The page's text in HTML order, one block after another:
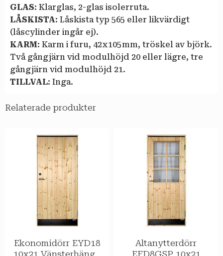
GLAS: Klarglas, 2-glas isolerruta.
LÅSKISTA: Låskista typ 565 eller likvärdigt
(låscylinder ingår ej).
KARM: Karm i furu, 42 x 105 mm, tröskel av björk.
Två gångjärn vid modulhöjd 20 eller lägre, tre
gångjärn vid modulhöjd 21.
TILLVAL: Inga.
Relaterade produkter
Ekonomidörr EYD18
Altanytterdörr